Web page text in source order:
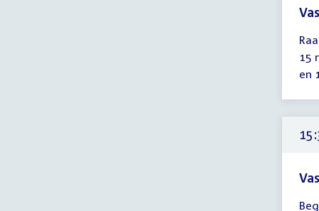
-
uur
15
en